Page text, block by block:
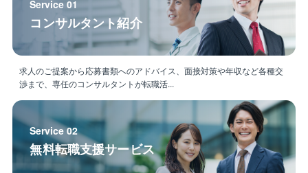
Service 01
コンサルタント紹介
求人のご提案から応募書類へのアドバイス、面接対策や年収など各種交
渉まで、専任のコンサルタントが転職活...
Service 02
無料転職支援サービス